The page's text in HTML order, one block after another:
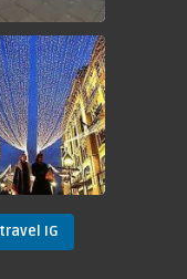
NOVE 2025.
U BEOGRADU
📅...
IG